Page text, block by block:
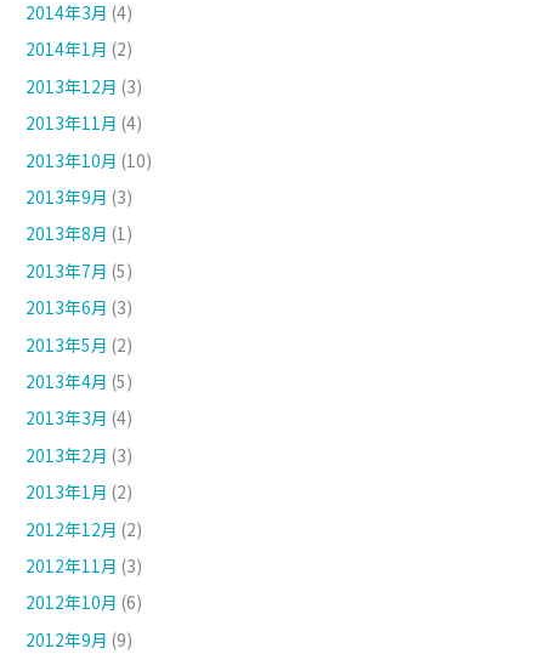
2014年3月 (4)
2014年1月 (2)
2013年12月 (3)
2013年11月 (4)
2013年10月 (10)
2013年9月 (3)
2013年8月 (1)
2013年7月 (5)
2013年6月 (3)
2013年5月 (2)
2013年4月 (5)
2013年3月 (4)
2013年2月 (3)
2013年1月 (2)
2012年12月 (2)
2012年11月 (3)
2012年10月 (6)
2012年9月 (9)